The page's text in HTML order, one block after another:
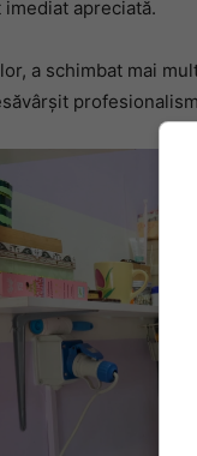
apreciată.
a schimbat mai